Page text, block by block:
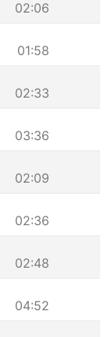
02:06
01:58
02:33
03:36
02:09
02:36
02:48
04:52